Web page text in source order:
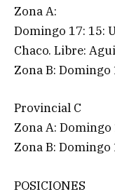
Zona A:
Domingo 17: 15:
Chaco. Libre:
Zona B: Domingo
Provincial C
Zona A: Domingo
Zona B:
POSICIONES